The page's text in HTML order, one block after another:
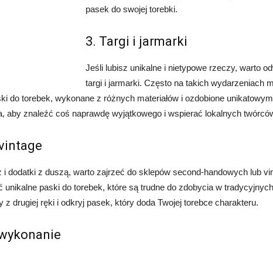
pasek do swojej torebki.
3. Targi i jarmarki
Jeśli lubisz unikalne i nietypowe rzeczy, warto
targi i jarmarki. Często na takich wydarzeniach
do torebek, wykonane z różnych materiałów i ozdobione
aby znaleźć coś naprawdę wyjątkowego i wspierać lokalnych
i dodatki z duszą, warto zajrzeć do sklepów second-handowych lub
unikalne paski do torebek, które są trudne do zdobycia w tradycyjnych
drugiej ręki i odkryj pasek, który doda Twojej torebce charakteru.